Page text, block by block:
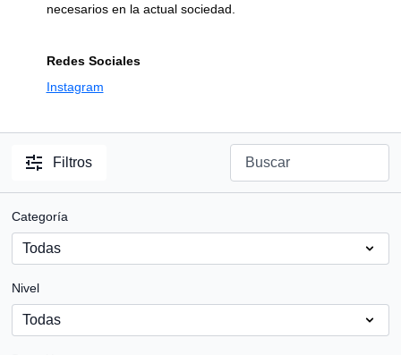
necesarios en la actual sociedad.
Redes Sociales
Instagram
Filtros
Categoría
Nivel